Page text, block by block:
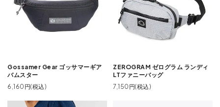
Gossamer Gear ゴッサマーギア
バムスター
6,160円(税込)
ZEROGRAM ゼログラム ランディ
LTファニーバッグ
7,150円(税込)